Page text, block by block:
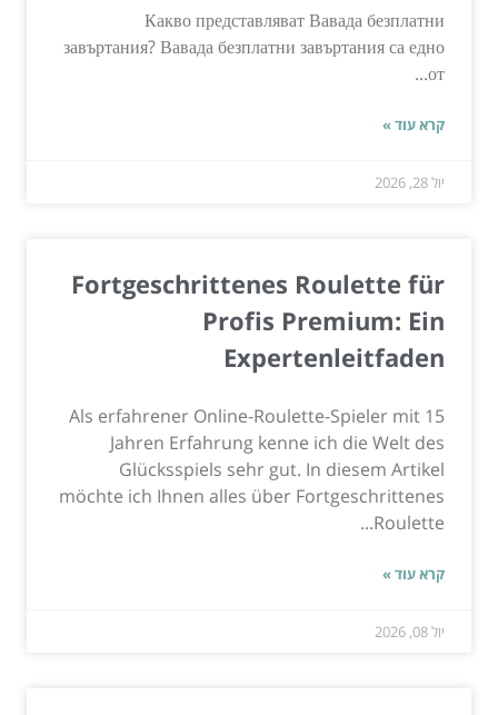
Какво представляват Вавада безплатни
завъртания? Вавада безплатни завъртания са едно
от...
קרא עוד »
יול 28, 2026
Fortgeschrittenes Roulette für
Profis Premium: Ein
Expertenleitfaden
Als erfahrener Online-Roulette-Spieler mit 15
Jahren Erfahrung kenne ich die Welt des
Glücksspiels sehr gut. In diesem Artikel
möchte ich Ihnen alles über Fortgeschrittenes
Roulette...
קרא עוד »
יול 08, 2026